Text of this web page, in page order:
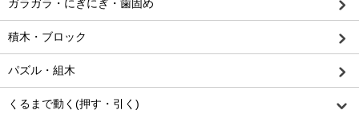
ガラガラ・にぎにぎ・歯固め
積木・ブロック
パズル・組木
くるまで動く(押す・引く)